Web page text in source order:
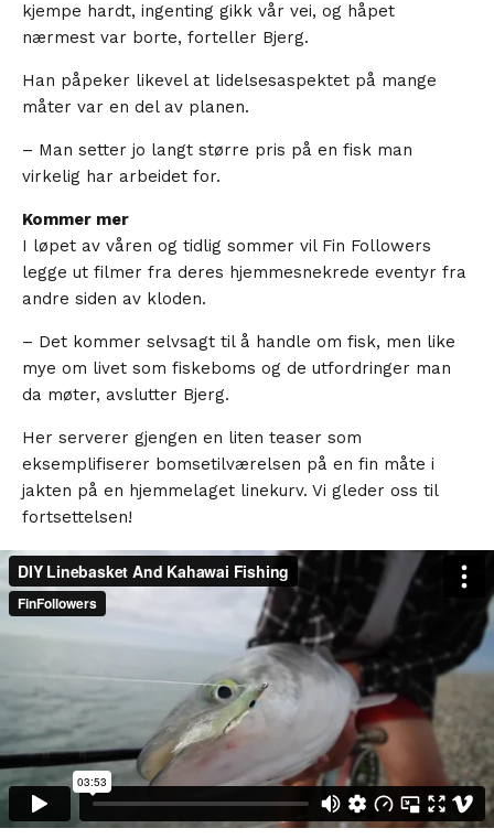
kjempe hardt, ingenting gikk vår vei, og håpet
nærmest var borte, forteller Bjerg.
Han påpeker likevel at lidelsesaspektet på mange
måter var en del av planen.
– Man setter jo langt større pris på en fisk man
virkelig har arbeidet for.
Kommer mer
I løpet av våren og tidlig sommer vil Fin Followers
legge ut filmer fra deres hjemmesnekrede eventyr fra
andre siden av kloden.
– Det kommer selvsagt til å handle om fisk, men like
mye om livet som fiskeboms og de utfordringer man
da møter, avslutter Bjerg.
Her serverer gjengen en liten teaser som
eksemplifiserer bomsetilværelsen på en fin måte i
jakten på en hjemmelaget linekurv. Vi gleder oss til
fortsettelsen!